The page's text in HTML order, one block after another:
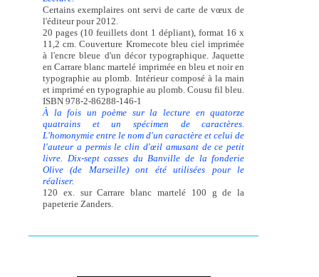
Certains exemplaires ont servi de carte de vœux de
l'éditeur pour 2012.
20 pages (10 feuillets dont 1 dépliant), format 16 x
11,2 cm. Couverture Kromecote bleu ciel imprimée
à l'encre bleue d'un décor typographique. Jaquette
en Carrare blanc martelé imprimée en bleu et noir en
typographie au plomb. Intérieur composé à la main
et imprimé en typographie au plomb. Cousu fil bleu.
ISBN 978-2-86288-146-1
À la fois un poème sur la lecture en quatorze
quatrains et un spécimen de caractères.
L'homonymie entre le nom d'un caractère et celui de
l'auteur a permis le clin d'œil amusant de ce petit
livre. Dix-sept casses du Banville de la fonderie
Olive (de Marseille) ont été utilisées pour le
réaliser.
120 ex. sur Carrare blanc martelé 100 g de la
papeterie Zanders.